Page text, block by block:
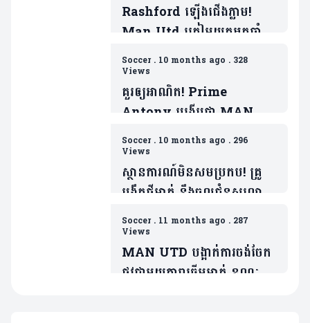
Rashford ឡើងជើងភ្លាម!
Man Utd ត្រៀមយកអ្នកចាំទី
ដ៏ឆ្នើមម្នាក់របស់ Barca ជា
ថ្នូរទិញលក់ផ្ដាច់កុងត្រា
Soccer. 10 months ago . 328
Views
គួរឲ្យអាណិត! Prime
Antony បង្ហើបថា MAN
UTD ធ្វើរឿងមួយដាក់ ដែលជា
ទង្វើមិនផ្តល់តម្លៃឲ្យខ្លួន
Soccer. 10 months ago . 296
Views
ស្ថានការណ៍មិនសមប្រកប! គ្រូ
បង្វឹកថ្មីម្នាក់ នឹងចូលជំនួសលោក
Amorim ប្រសិនក្លឹបមិនធ្វើរឿង
មួយនេះ
Soccer. 11 months ago . 287
Views
MAN UTD បង្អាក់ការចង់ចែក
ផ្លូវជាមួយតារាឆ្នើមម្នាក់ ខណៈត្រូវ